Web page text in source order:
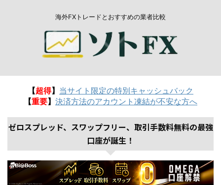
海外FXトレードとおすすめの業者比較
【超得】 当サイト限定の特別キャッシュバック
【重要】 決済方法のアカウント凍結が不安な方へ
ゼロスプレッド、スワップフリー、取引手数料無料の最強
口座が誕生！